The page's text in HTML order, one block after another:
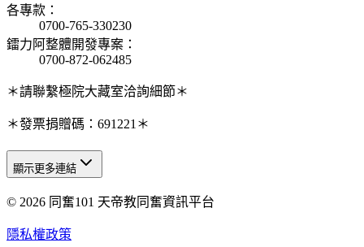
各專款 ：
0700-765-330230
鐳力阿整體開發專案 ：
0700-872-062485
＊請聯繫極院大藏室洽詢細節＊
＊發票捐贈碼：691221＊
天人研究總院
天人研究學院
顯示更多連結
© 2026 同奮101 天帝教同奮資訊平台
隱私權政策